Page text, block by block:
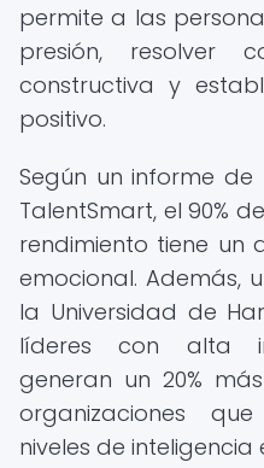
permite a las
presión, resolver
constructiva y
positivo.
Según un informe
TalentSmart, el 90%
rendimiento tiene un
emocional. Además,
la Universidad de
líderes con alta
generan un 20%
organizaciones
niveles de inteligencia